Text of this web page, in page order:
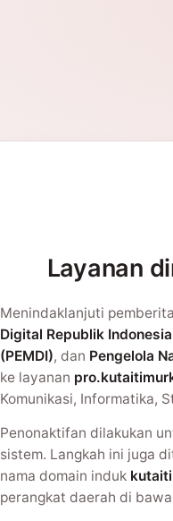
Layanan
Menindaklanjuti
Digital Republik Indonesia
(PEMDI), dan Pengelola
ke layanan
Komunikasi, Informatika,
Penonaktifan dilakukan
sistem. Langkah ini juga
nama domain induk
perangkat daerah di